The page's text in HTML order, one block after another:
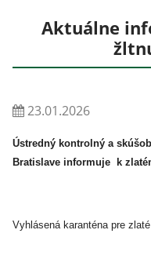
Aktuálne
23.01.2026
Ústredný kontrolný a
Bratislave informuje k
Vyhlásená karanténa pre